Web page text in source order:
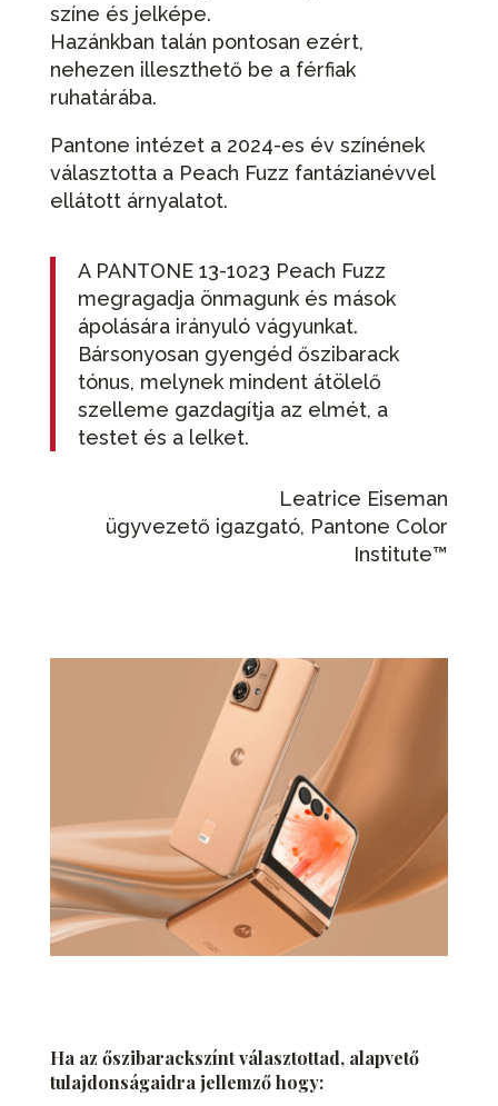
színe és jelképe.
Hazánkban talán pontosan ezért,
nehezen illeszthető be a férfiak
ruhatárába.
Pantone intézet a 2024-es év színének
választotta a Peach Fuzz fantázianévvel
ellátott árnyalatot.
A PANTONE 13-1023 Peach Fuzz
megragadja önmagunk és mások
ápolására irányuló vágyunkat.
Bársonyosan gyengéd őszibarack
tónus, melynek mindent átölelő
szelleme gazdagítja az elmét, a
testet és a lelket.
Leatrice Eiseman
ügyvezető igazgató, Pantone Color
Institute™
Ha az őszibarackszínt választottad, alapvető
tulajdonságaidra jellemző hogy: